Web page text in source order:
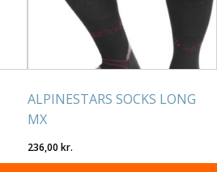
ALPINESTARS SOCKS LONG
MX
236,00kr.
varesiden